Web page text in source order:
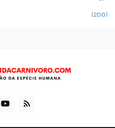
(200)